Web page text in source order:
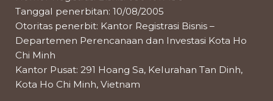
Tanggal penerbitan: 10/08/2005
Otoritas penerbit: Kantor Registrasi Bisnis –
Departemen Perencanaan dan Investasi Kota Ho
Chi Minh
Kantor Pusat: 291 Hoang Sa, Kelurahan Tan Dinh,
Kota Ho Chi Minh, Vietnam